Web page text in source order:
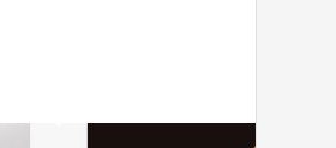
點數回饋。 5. 點數回
)，以同一訂單中同一